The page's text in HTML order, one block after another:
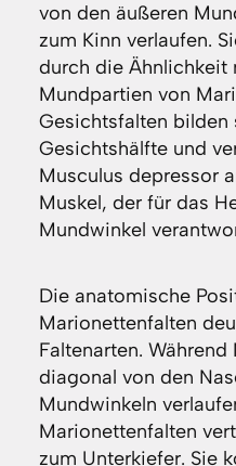
von den äußeren
zum Kinn verlaufen.
durch die Ähnlichkeit
Mundpartien von
Gesichtsfalten bilden
Gesichtshälfte und
Musculus depressor
Muskel, der für das
Mundwinkel
Die anatomische
Marionettenfalten
Faltenarten.
diagonal von den
Mundwinkeln
Marionettenfalten
zum Unterkiefer. Sie